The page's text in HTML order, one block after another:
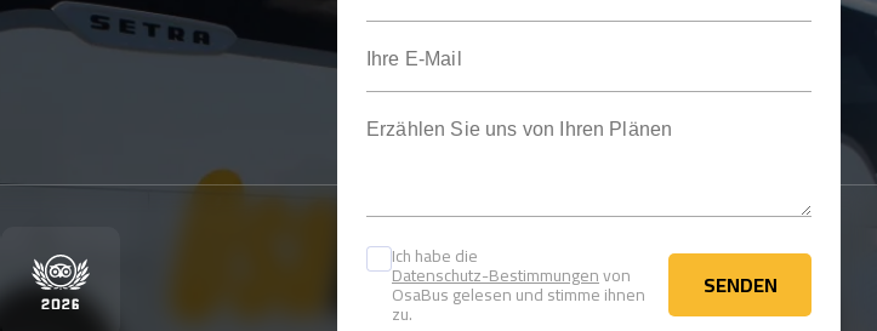
Ich habe die
Datenschutz-Bestimmungenvon
OsaBus gelesen und stimme ihnen
zu.
SENDEN
SENDEN